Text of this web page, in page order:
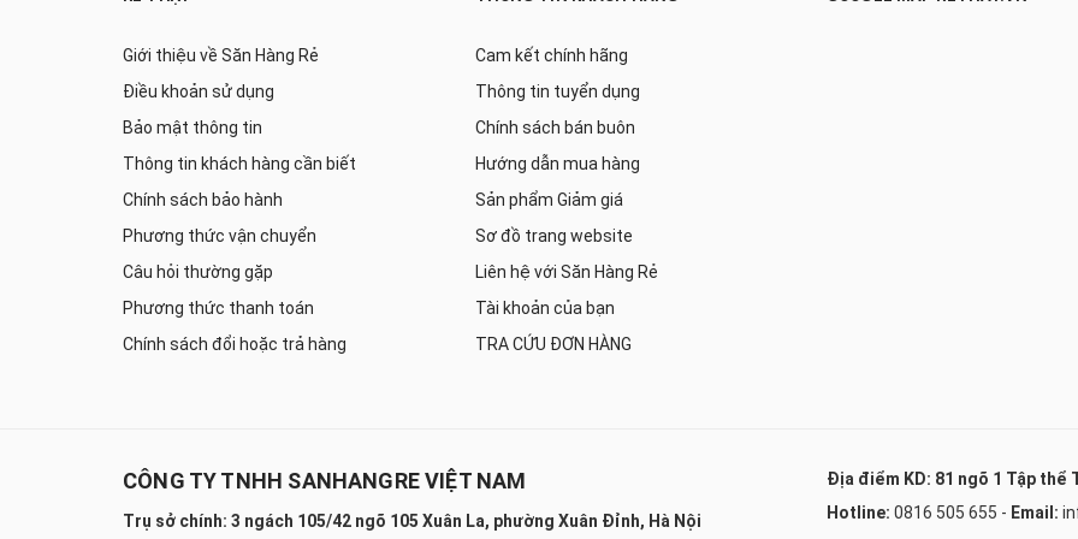
Cotton
Yamada Nhật Bản
Bennix Thái Lan
HoMedics
Natoshi
Mitsubishi Electric
Thermos
Giới thiệu về Săn Hàng Rẻ
Điều khoản sử dụng
Bảo mật thông tin
Thông tin khách hàng cần biết
Chính sách bảo hành
Phương thức vận chuyển
Câu hỏi thường gặp
Phương thức thanh toán
Chính sách đổi hoặc trả hàng
Cam kết chính hãng
Thông tin tuyển dụng
Chính sách bán buôn
Hướng dẫn mua hàng
Sản phẩm Giảm giá
Sơ đồ trang website
Liên hệ với Săn Hàng Rẻ
Tài khoản của bạn
TRA CỨU ĐƠN HÀNG
CÔNG TY TNHH SANHANGRE VIỆT NAM
Trụ sở chính: 3 ngách 105/42 ngõ 105 Xuân La, phường Xuân Đỉnh, Hà Nội
Địa điểm KD: 81 ngõ 1 Tập thể
Hotline: 0816 505 655 - Email: